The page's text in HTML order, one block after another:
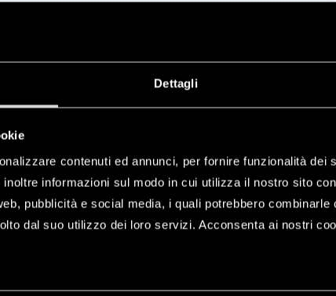
Dettagli
contenuti ed annunci, per fornire funzionalità dei
informazioni sul modo in cui utilizza il nostro sito
pubblicità e social media, i quali potrebbero
dal suo utilizzo dei loro servizi. Acconsenta ai nostri
a